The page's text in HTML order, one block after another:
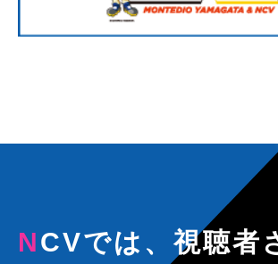
NCVでは、視聴者さまから